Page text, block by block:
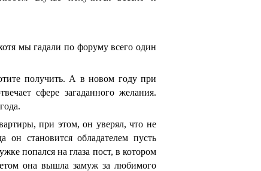
мы гадали по форуму всего один
получить. А в новом году при
сфере загаданного желания.
при этом, он уверял, что не
он становится обладателем пусть
попался на глаза пост, в котором
она вышла замуж за любимого